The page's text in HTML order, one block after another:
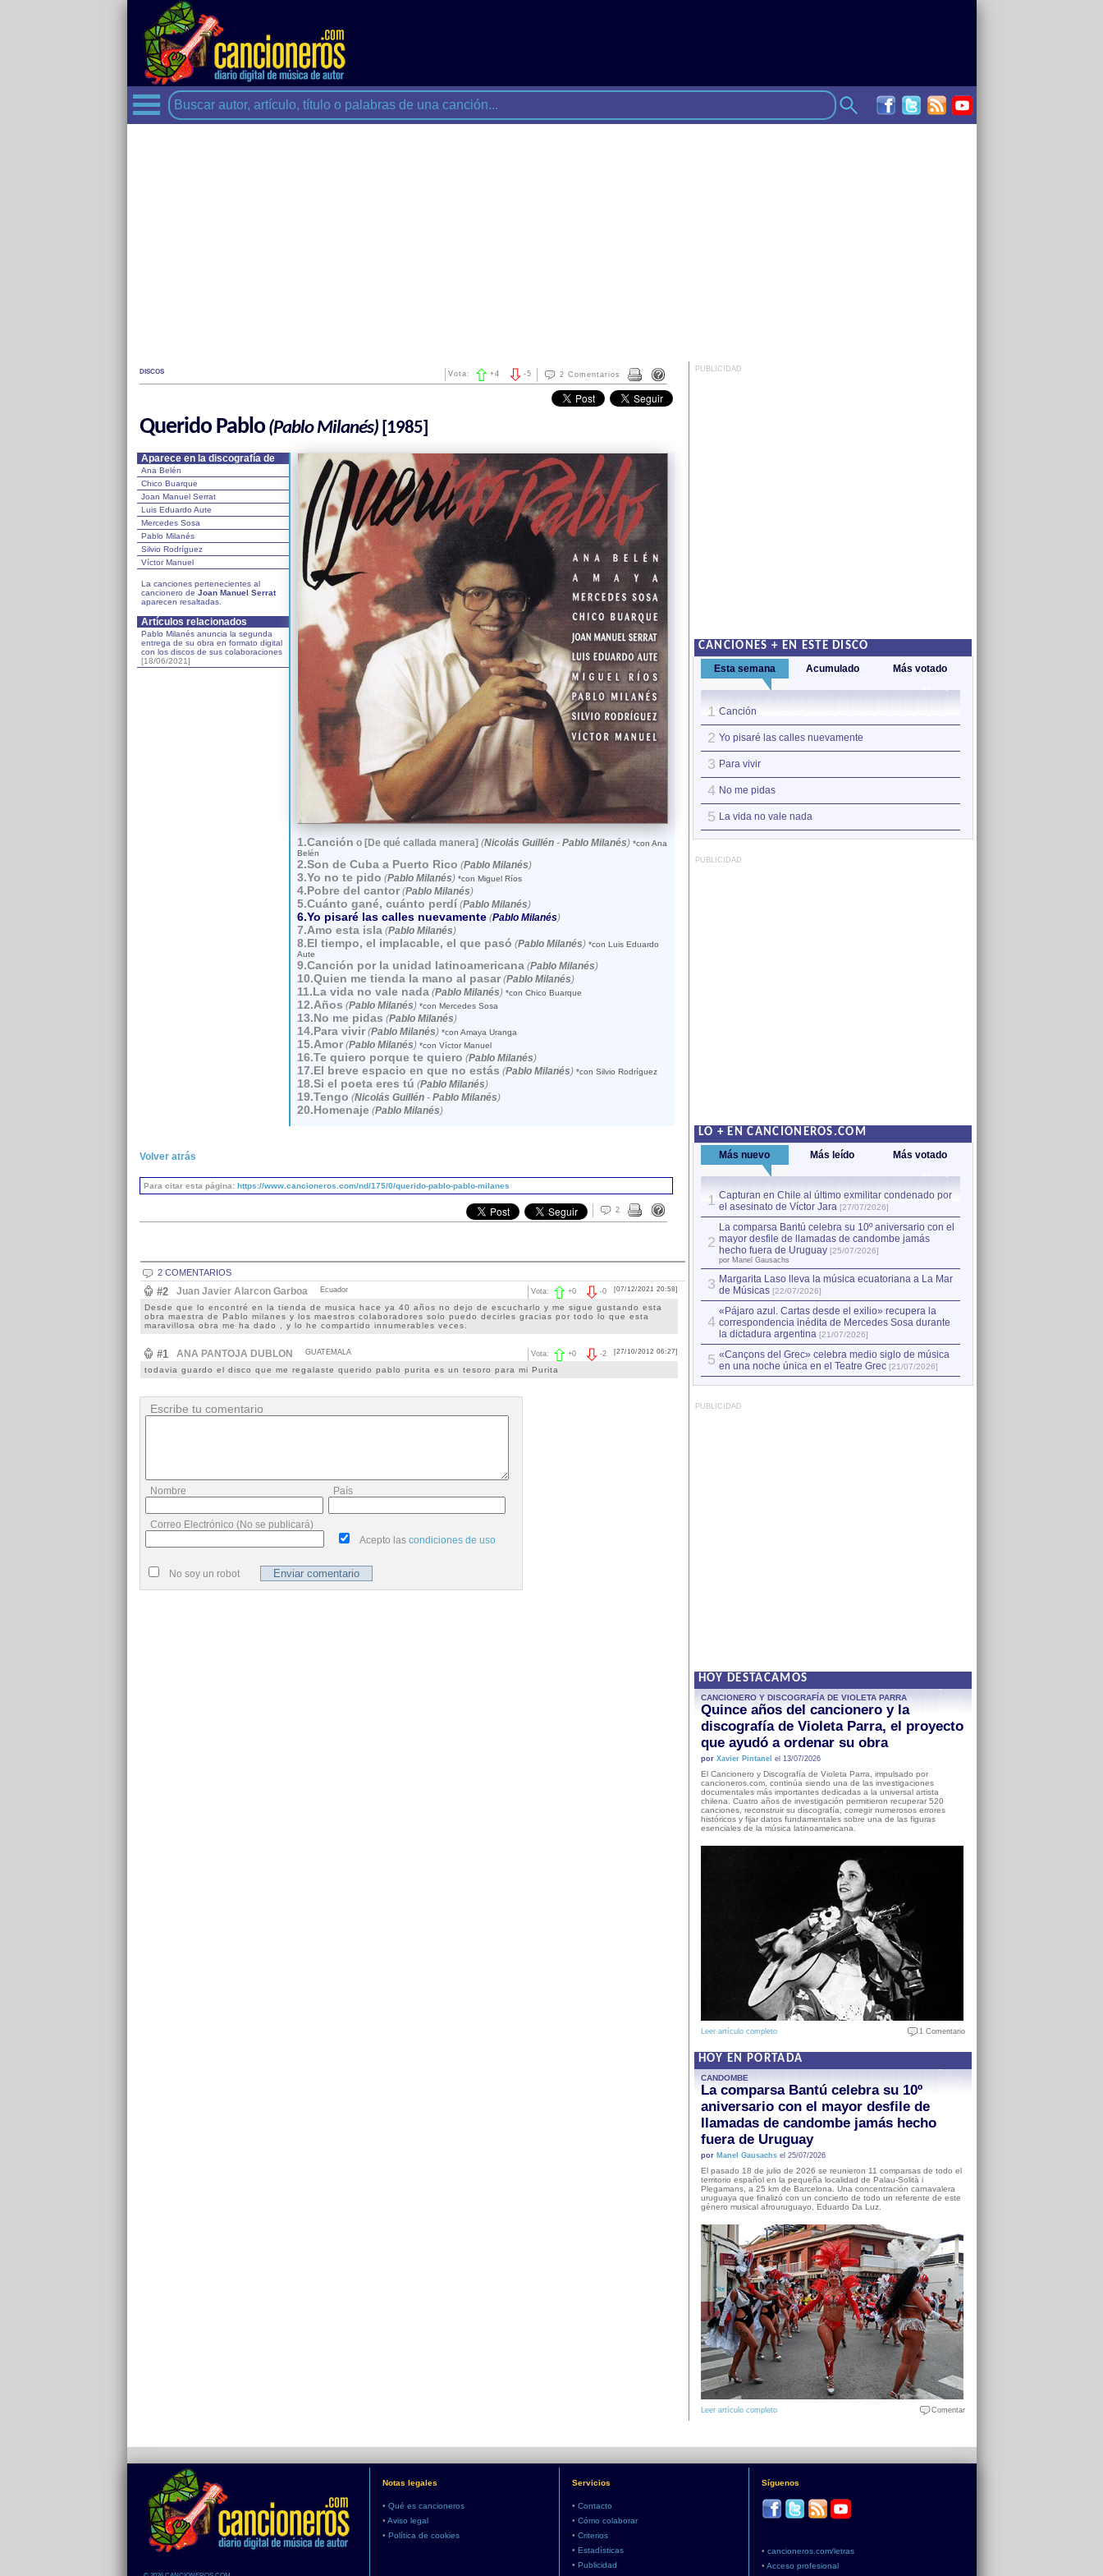
DISCOS 2 Comentarios
-5
Vota: +4
Querido Pablo(Pablo Milanés)[1985]
Aparece en la discografía de
Ana Belén
Chico Buarque
Joan Manuel Serrat
Luis Eduardo Aute
Mercedes Sosa
Pablo Milanés
Silvio Rodríguez
Víctor Manuel
La canciones pertenecientes al
cancionero de Joan Manuel Serrat
aparecen resaltadas.
Artículos relacionados
Pablo Milanés anuncia la segunda
entrega de su obra en formato digital
con los discos de sus colaboraciones
[18/06/2021]
1.Canción o [De qué callada manera] (Nicolás Guillén- Pablo Milanés)*con Ana
Belén
2.Son de Cuba a Puerto Rico (Pablo Milanés)
3.Yo no te pido (Pablo Milanés)*con Miguel Ríos
4.Pobre del cantor (Pablo Milanés)
5.Cuánto gané, cuánto perdí (Pablo Milanés)
6.Yo pisaré las calles nuevamente (Pablo Milanés)
7.Amo esta isla (Pablo Milanés)
8.El tiempo, el implacable, el que pasó (Pablo Milanés)*con Luis Eduardo
Aute
9.Canción por la unidad latinoamericana (Pablo Milanés)
10.Quien me tienda la mano al pasar (Pablo Milanés)
11.La vida no vale nada (Pablo Milanés)*con Chico Buarque
12.Años (Pablo Milanés)*con Mercedes Sosa
13.No me pidas (Pablo Milanés)
14.Para vivir (Pablo Milanés)*con Amaya Uranga
15.Amor (Pablo Milanés)*con Víctor Manuel
16.Te quiero porque te quiero (Pablo Milanés)
17.El breve espacio en que no estás (Pablo Milanés)*con Silvio Rodríguez
18.Si el poeta eres tú (Pablo Milanés)
19.Tengo (Nicolás Guillén- Pablo Milanés)
20.Homenaje (Pablo Milanés)
Volver atrás
Para citar esta página: https://www.cancioneros.com/nd/175/0/querido-pablo-pablo-milanes
2
2 COMENTARIOS
#2 Juan Javier Alarcon Garboa Ecuador [07/12/2021 20:58]
-0
Vota: +0
Desde que lo encontré en la tienda de musica hace ya 40 años no dejo de escucharlo y me sigue gustando esta
obra maestra de Pablo milanes y los maestros colaboradores solo puedo decirles gracias por todo lo que esta
maravillosa obra me ha dado , y lo he compartido innumerables veces.
#1 ANA PANTOJA DUBLON GUATEMALA [27/10/2012 06:27]
-2
Vota: +0
todavia guardo el disco que me regalaste querido pablo purita es un tesoro para mi Purita
Escribe tu comentario
Nombre País
Correo Electrónico (No se publicará)
Acepto las condiciones de uso
No soy un robot
PUBLICIDAD
CANCIONES + EN ESTE DISCO
Esta semana Acumulado Más votado
1 Canción
2 Yo pisaré las calles nuevamente
3 Para vivir
4 No me pidas
5 La vida no vale nada
PUBLICIDAD
LO + EN CANCIONEROS.COM
Más nuevo Más leído Más votado
1 Capturan en Chile al último exmilitar condenado por
el asesinato de Víctor Jara [27/07/2026]
2
La comparsa Bantú celebra su 10º aniversario con el
mayor desfile de llamadas de candombe jamás
hecho fuera de Uruguay [25/07/2026]
por Manel Gausachs
3 Margarita Laso lleva la música ecuatoriana a La Mar
de Músicas [22/07/2026]
4
«Pájaro azul. Cartas desde el exilio» recupera la
correspondencia inédita de Mercedes Sosa durante
la dictadura argentina [21/07/2026]
5 «Cançons del Grec» celebra medio siglo de música
en una noche única en el Teatre Grec [21/07/2026]
PUBLICIDAD
HOY DESTACAMOS
CANCIONERO Y DISCOGRAFÍA DE VIOLETA PARRA
Quince años del cancionero y la
discografía de Violeta Parra, el proyecto
que ayudó a ordenar su obra
por Xavier Pintanel el 13/07/2026
El Cancionero y Discografía de Violeta Parra, impulsado por
cancioneros.com, continúa siendo una de las investigaciones
documentales más importantes dedicadas a la universal artista
chilena. Cuatro años de investigación permitieron recuperar 520
canciones, reconstruir su discografía, corregir numerosos errores
históricos y fijar datos fundamentales sobre una de las figuras
esenciales de la música latinoamericana.
Leer artículo completo 1 Comentario
HOY EN PORTADA
CANDOMBE
La comparsa Bantú celebra su 10º
aniversario con el mayor desfile de
llamadas de candombe jamás hecho
fuera de Uruguay
por Manel Gausachsel 25/07/2026
El pasado 18 de julio de 2026 se reunieron 11 comparsas de todo el
territorio español en la pequeña localidad de Palau-Solità i
Plegamans, a 25 km de Barcelona. Una concentración carnavalera
uruguaya que finalizó con un concierto de todo un referente de este
género musical afrouruguayo, Eduardo Da Luz.
Leer artículo completo Comentar
Notas legales
• Qué es cancioneros
• Aviso legal
• Política de cookies
Servicios
• Contacto
• Cómo colaborar
• Criterios
• Estadísticas
• Publicidad
Síguenos
• cancioneros.com/letras
• Acceso profesional